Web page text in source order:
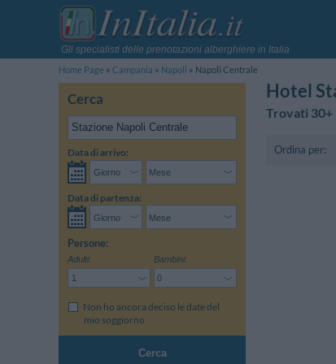
Gli specialisti delle prenotazioni alberghiere in Italia
Home Page
Campania Napoli Napoli Centrale
Cerca
Data di arrivo:
Data di partenza:
Persone:
Adulti: Bambini:
Non ho ancora deciso le date del
mio soggiorno
Cerca
Hotel
Trovati
Ordina per: